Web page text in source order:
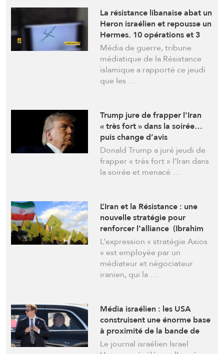
La résistance libanaise abat un
Heron israélien et repousse un
Hermes. 10 opérations et 3
israéliens blessés
Média de guerre, tribune
médiatique de la Résistance
islamique a rapporté ce jeudi
que les …
Trump jure de frapper l’Iran
« très fort » dans la soirée…
puis change d’avis
Donald Trump a juré jeudi de
frapper « très fort » l’Iran dans
la soirée et menacé …
L’Iran et la Résistance : une
nouvelle stratégie pour
renforcer l’alliance (Ibrahim
al-Amine)
L’expression « stratégie Axios
» est employée par un
médiateur et négociateur
iranien, qui la …
Média israélien : les USA
construisent une énorme base
à proximité de la bande de
Gaza
Le journal israélien Israel